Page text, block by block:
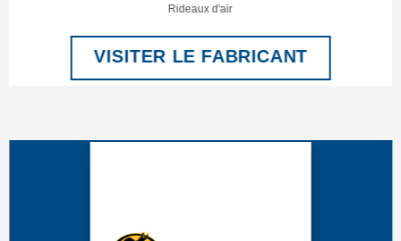
Rideaux d'air
VISITER LE FABRICANT